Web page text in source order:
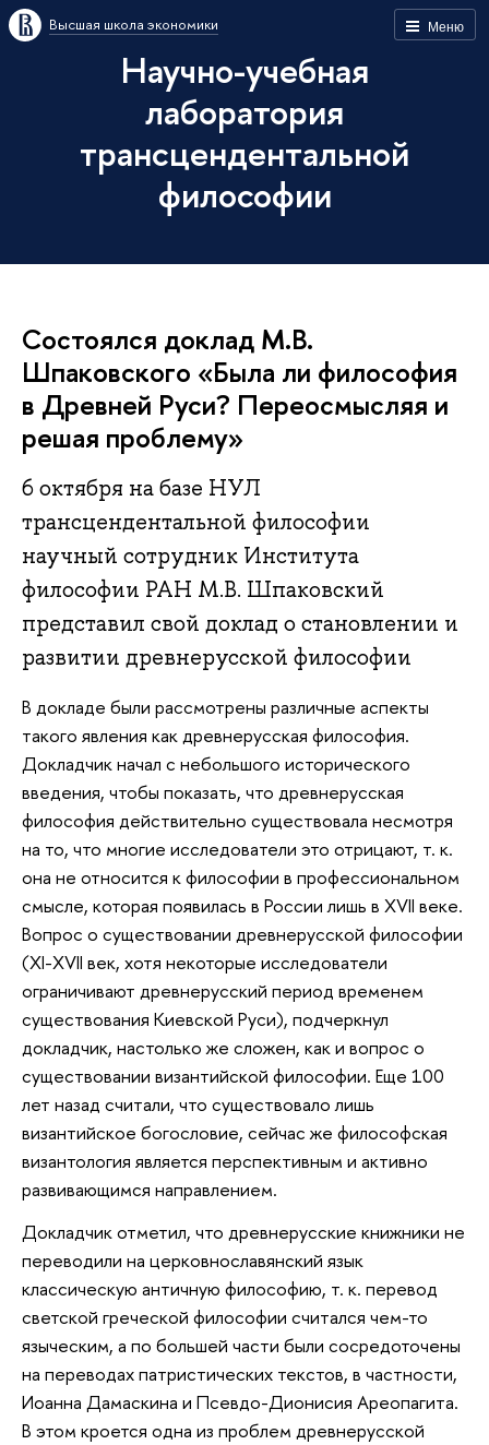
Меню
Высшая школа экономики
Научно-учебная
лаборатория
трансцендентальной
философии
Состоялся доклад М.В.
Шпаковского «Была ли философия
в Древней Руси? Переосмысляя и
решая проблему»
6 октября на базе НУЛ
трансцендентальной философии
научный сотрудник Института
философии РАН М.В. Шпаковский
представил свой доклад о становлении и
развитии древнерусской философии
В докладе были рассмотрены различные аспекты
такого явления как древнерусская философия.
Докладчик начал с небольшого исторического
введения, чтобы показать, что древнерусская
философия действительно существовала несмотря
на то, что многие исследователи это отрицают, т. к.
она не относится к философии в профессиональном
смысле, которая появилась в России лишь в XVII веке.
Вопрос о существовании древнерусской философии
(XI-XVII век, хотя некоторые исследователи
ограничивают древнерусский период временем
существования Киевской Руси), подчеркнул
докладчик, настолько же сложен, как и вопрос о
существовании византийской философии. Еще 100
лет назад считали, что существовало лишь
византийское богословие, сейчас же философская
византология является перспективным и активно
развивающимся направлением.
Докладчик отметил, что древнерусские книжники не
переводили на церковнославянский язык
классическую античную философию, т. к. перевод
светской греческой философии считался чем-то
языческим, а по большей части были сосредоточены
на переводах патристических текстов, в частности,
Иоанна Дамаскина и Псевдо-Дионисия Ареопагита.
В этом кроется одна из проблем древнерусской